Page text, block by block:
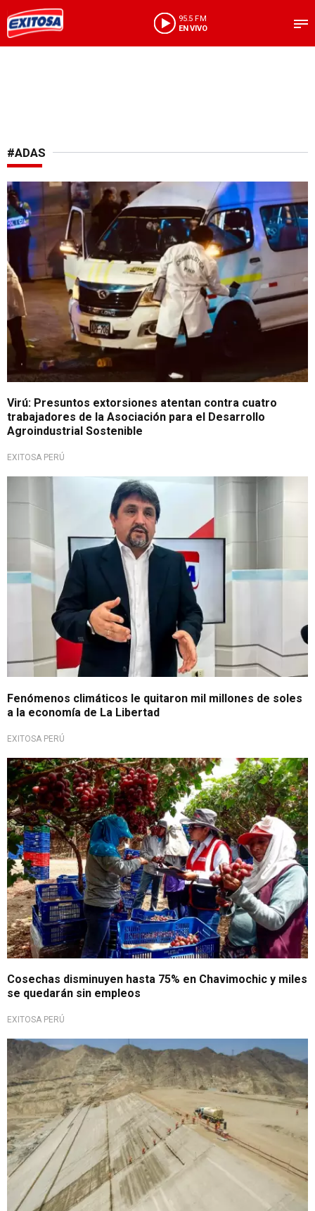
95.5 FM
EN VIVO
#ADAS
Estado de emergencia no da resultados
Virú: Presuntos extorsiones atentan contra cuatro
trabajadores de la Asociación para el Desarrollo
Agroindustrial Sostenible
EXITOSA PERÚ
Fenómenos climáticos le quitaron mil millones de soles
a la economía de La Libertad
EXITOSA PERÚ
¡Alerta!
Cosechas disminuyen hasta 75% en Chavimochic y miles
se quedarán sin empleos
EXITOSA PERÚ
Convenio gobierno a gobierno